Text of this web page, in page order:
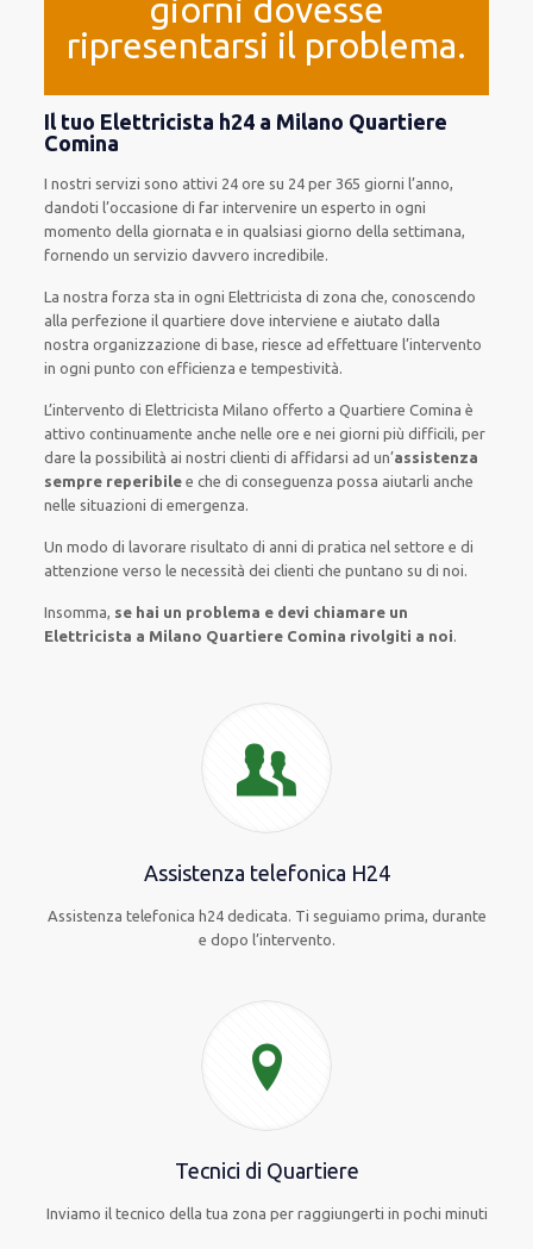
giorni dovesse
ripresentarsi il problema.
Il tuo Elettricista h24 a Milano Quartiere
Comina
I nostri servizi sono attivi 24 ore su 24per 365 giorni l’anno,
dandoti l’occasione di farintervenire unesperto inogni
momento della giornata e inqualsiasi giorno della settimana,
fornendo un serviziodavvero incredibile.
La nostra forza sta in ogni Elettricista di zona che, conoscendo
alla perfezione il quartiere dove interviene e aiutato dalla
nostra organizzazione di base, riesce ad effettuare l’intervento
in ogni punto con efficienza e tempestività.
L’intervento di Elettricista Milanoofferto a Quartiere Comina è
attivo continuamente anchenelle ore e nei giorni piùdifficili, per
dare la possibilità ai nostri clienti di affidarsi ad un’assistenza
sempre reperibile e chedi conseguenza possa aiutarli anche
nelle situazioni di emergenza.
Un modo di lavorare risultato di anni di pratica nel settore e di
attenzione verso le necessitàdei clienti che puntano su di noi.
Insomma, se hai un problema e devi chiamare un
Elettricista a Milano Quartiere Comina rivolgiti a noi.
Assistenza telefonica H24
Assistenza telefonica h24 dedicata. Ti seguiamo prima, durante
e dopo l’intervento.
Tecnici di Quartiere
Inviamo il tecnico della tua zona per raggiungerti in pochi minuti